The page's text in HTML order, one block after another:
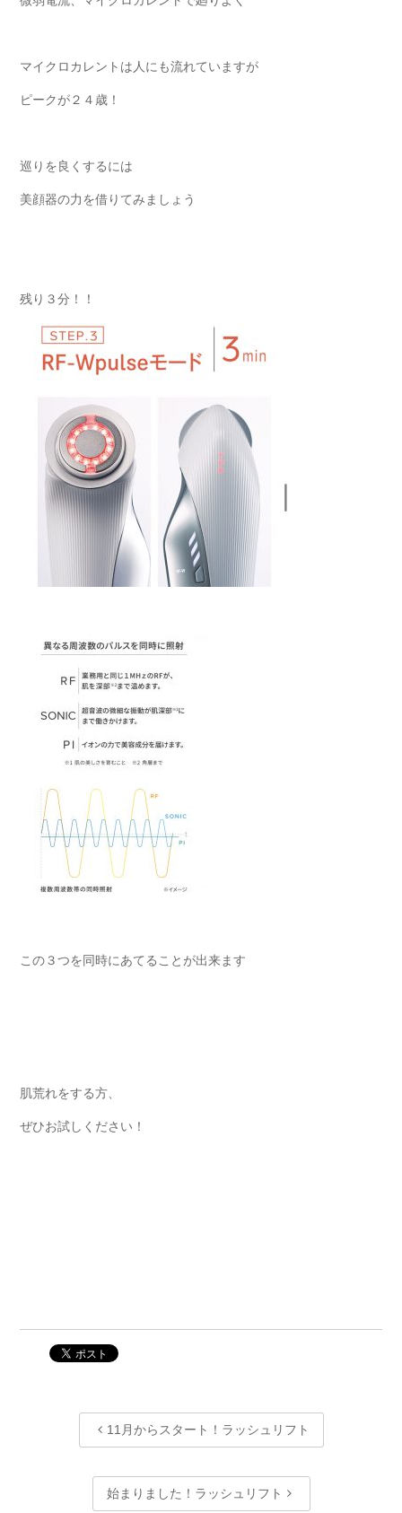
マイクロカレントは人にも流れていますが
ピークが２４歳！
巡りを良くするには
美顔器の力を借りてみましょう
残り３分！！
この３つを同時にあてることが出来ます
肌荒れをする方、
ぜひお試しください！
11月からスタート！ラッシュリフト
始まりました！ラッシュリフト